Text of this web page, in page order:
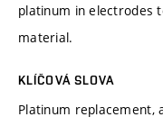
platinum in electrodes
material.
KLÍČOVÁ SLOVA
Platinum replacement,